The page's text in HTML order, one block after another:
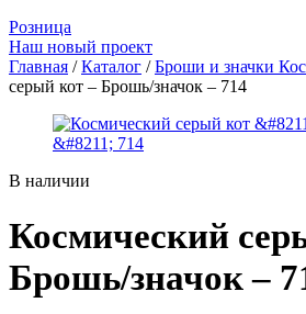
Розница
Наш новый проект
Главная /Каталог /Броши и значки
серый кот – Брошь/значок – 714
В наличии
Космический
Брошь/значок –